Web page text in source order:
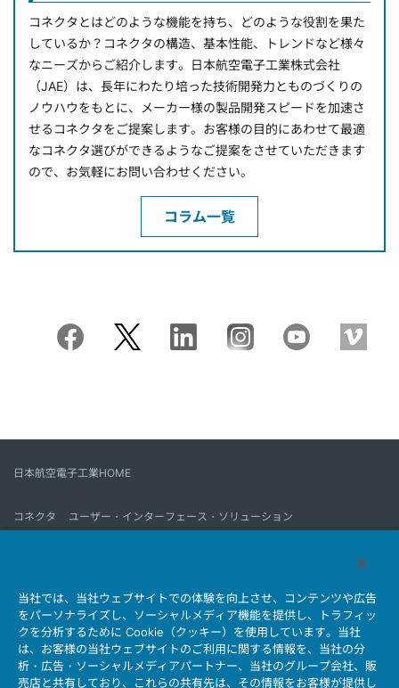
コネクタとはどのような機能を持ち、どのような役割を果た
しているか？コネクタの構造、基本性能、トレンドなど様々
なニーズからご紹介します。日本航空電子工業株式会社
（JAE）は、長年にわたり培った技術開発力とものづくりの
ノウハウをもとに、メーカー様の製品開発スピードを加速さ
せるコネクタをご提案します。お客様の目的にあわせて最適
なコネクタ選びができるようなご提案をさせていただきます
ので、お気軽にお問い合わせください。
コラム一覧
日本航空電子工業HOME
コネクタ
ユーザー・インターフェース・ソリューション
会社情報 サステナビリティ IR情報 採用情報
会社情報新着一覧
製品情報新着一覧
サイトマップ お問い合わせ
当社では、当社ウェブサイトでの体験を向上させ、コンテンツや広告
をパーソナライズし、ソーシャルメディア機能を提供し、トラフィッ
クを分析するために Cookie（クッキー）を使用しています。当社
は、お客様の当社ウェブサイトのご利用に関する情報を、当社の分
析・広告・ソーシャルメディアパートナー、当社のグループ会社、販
売店と共有しており、これらの共有先は、その情報をお客様が提供し